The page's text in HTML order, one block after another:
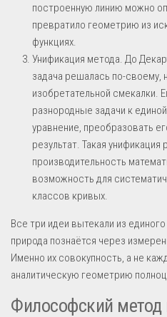
построенную линию можно
превратило геометрию из
функциях.
Унификация метода. До
задача решалась по-своему,
изобретательной смекалки.
разнородные задачи к
уравнение, преобразовать
результат. Такая
производительность
возможность для
классов кривых.
Все три идеи вытекали из
природа познаётся через
Именно их совокупность, а не
аналитическую геометрию
Философский метод